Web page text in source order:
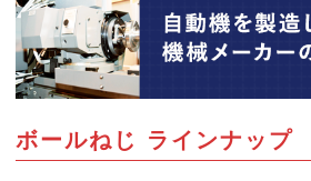
ボールねじ ラインナップ